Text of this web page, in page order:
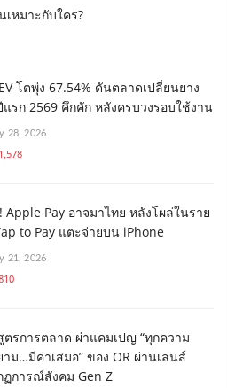
หมาะกับใคร?
โตพุ่ง 67.54% ดันตลาดเปลี่ยนยาง
แรก 2569 คึกคัก หลังครบวงรอบใช้งาน
28, 2026
1,578
Apple Pay อาจมาไทย หลังโผล่ในราย
to Pay แตะจ่ายบน iPhone
21, 2026
ตรการตลาด ผ่าแคมเปญ “ทุกความ
าม…มีค่าเสมอ” ของ OR ผ่านเลนส์
ฏการณ์สังคม Gen Z